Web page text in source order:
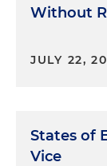
Without
JULY 22,
States of
Vice